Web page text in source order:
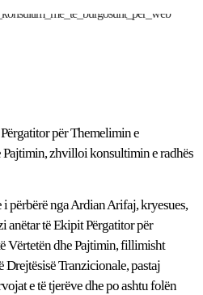
për Themelimin e
zhvilloi konsultimin e radhës
përbërë nga Ardian Arifaj, kryesues,
anëtar të Ekipit Përgatitor për
Vërtetën dhe Pajtimin, fillimisht
Drejtësisë Tranzicionale, pastaj
e të tjerëve dhe po ashtu folën